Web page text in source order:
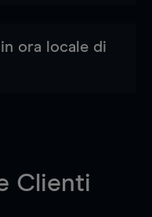
ora locale di
Clienti